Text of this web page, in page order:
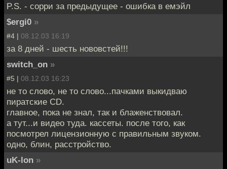
P.S. - сорри за предыдущее - ошибка в емэйл
$ergi0 »
#4 | 08.12.03 16:19
за 8 дней - шесть нововстей!!!
switch_on »
#5 | 08.12.03 16:23
не то слово, не то слово...пачками выкидваю
пиратские CD.
главное, пока не знал, так и блаженствовал.
а тут...и видео туда. кассеты. после того, как
посмотрел лицензионную с правильным звуком.
одно, блин, расстройство.
uK-lon »